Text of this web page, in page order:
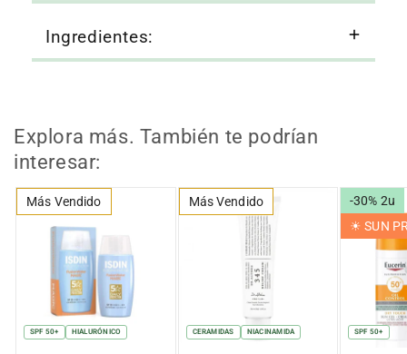
Ingredientes:
Explora más. También te podrían
interesar:
Más Vendido
SPF 50+ HIALURÓNICO
Más Vendido
CERAMIDAS NIACINAMIDA
-30% 2u
☀︎ SUN
SPF 50+